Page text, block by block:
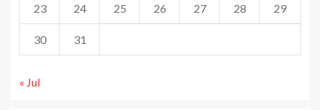
23 24 25 26 27 28 29
30 31
« Jul